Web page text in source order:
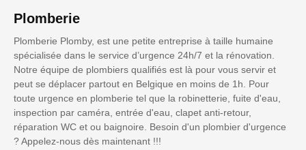
Plomberie
Plomberie Plomby, est une petite entreprise à taille humaine
spécialisée dans le service d’urgence 24h/7 et la rénovation.
Notre équipe de plombiers qualifiés est là pour vous servir et
peut se déplacer partout en Belgique en moins de 1h. Pour
toute urgence en plomberie tel que la robinetterie, fuite d'eau,
inspection par caméra, entrée d'eau, clapet anti-retour,
réparation WC et ou baignoire. Besoin d'un plombier d'urgence
? Appelez-nous dès maintenant !!!